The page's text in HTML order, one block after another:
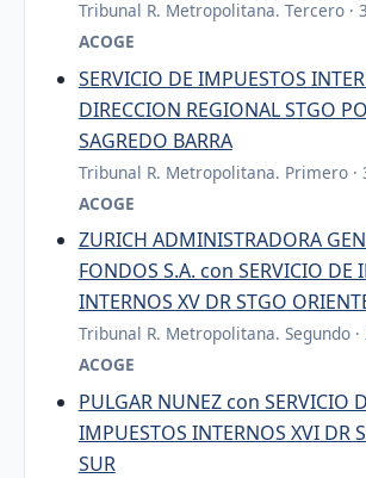
Tribunal R. Metropolitana. Tercero ·
ACOGE
SERVICIO DE IMPUESTOS
DIRECCION REGIONAL STGO
SAGREDO BARRA
Tribunal R. Metropolitana. Primero ·
ACOGE
ZURICH ADMINISTRADORA
FONDOS S.A. con SERVICIO DE
INTERNOS XV DR STGO
Tribunal R. Metropolitana. Segundo ·
ACOGE
PULGAR NUNEZ con SERVICIO
IMPUESTOS INTERNOS XVI DR
SUR